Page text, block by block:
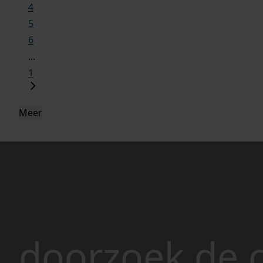
4
5
6
...
1
Meer